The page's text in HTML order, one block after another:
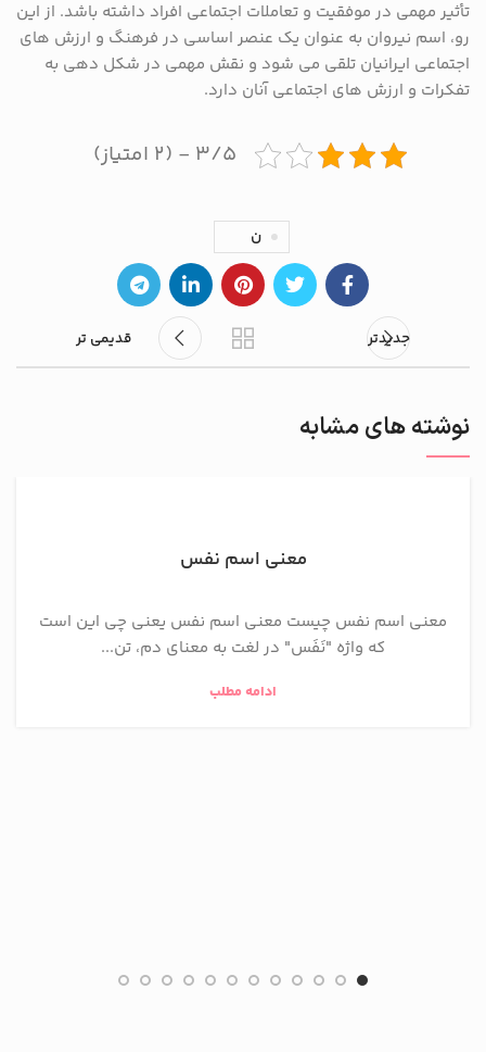
تأثیر مهمی در موفقیت و تعاملات اجتماعی افراد داشته باشد. از این
رو، اسم نیروان به عنوان یک عنصر اساسی در فرهنگ و ارزش های
اجتماعی ایرانیان تلقی می شود و نقش مهمی در شکل دهی به
تفکرات و ارزش های اجتماعی آنان دارد.
۳/۵ - (۲ امتیاز)
ن
جدیدتر قدیمی تر
نوشته های مشابه
معنی اسم نفس
معنی اسم نفس چیست معنی اسم نفس یعنی چی این است
که واژه "نَفَس" در لغت به معنای دم، تن...
ادامه مطلب